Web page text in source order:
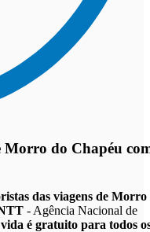
Morro do Chapéu
das viagens de Morro
- Agência Nacional de
é gratuito para todos